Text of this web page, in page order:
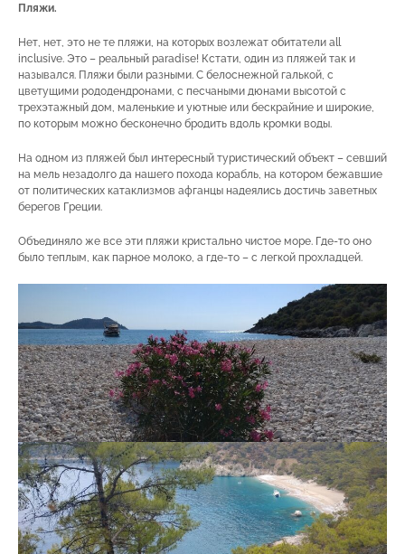
Пляжи.
Нет, нет, это не те пляжи, на которых возлежат обитатели all
inclusive. Это – реальный paradise! Кстати, один из пляжей так и
назывался. Пляжи были разными. С белоснежной галькой, с
цветущими рододендронами, с песчаными дюнами высотой с
трехэтажный дом, маленькие и уютные или бескрайние и широкие,
по которым можно бесконечно бродить вдоль кромки воды.
На одном из пляжей был интересный туристический объект – севший
на мель незадолго да нашего похода корабль, на котором бежавшие
от политических катаклизмов афганцы надеялись достичь заветных
берегов Греции.
Объединяло же все эти пляжи кристально чистое море. Где-то оно
было теплым, как парное молоко, а где-то – с легкой прохладцей.